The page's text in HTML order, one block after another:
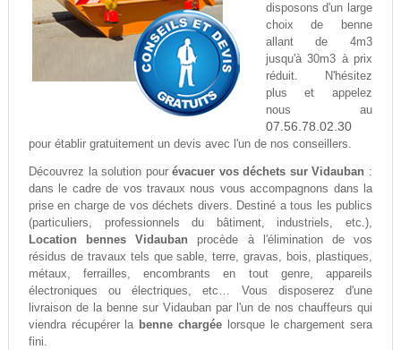
disposons d'un large
choix de benne
allant de 4m3
jusqu'à 30m3 à prix
réduit. N'hésitez
plus et appelez
nous au
07.56.78.02.30
pour établir gratuitement un devis avec l'un de nos conseillers.
Découvrez la solution pourévacuer vos déchets sur Vidauban :
dans le cadre de vos travaux nous vous accompagnons dans la
prise en charge de vos déchets divers. Destiné a tous les publics
(particuliers, professionnels du bâtiment, industriels, etc.),
Location bennes Vidauban procède à l'élimination de vos
résidus de travaux tels que sable, terre, gravas, bois, plastiques,
métaux, ferrailles, encombrants en tout genre, appareils
électroniques ou électriques, etc… Vous disposerez d'une
livraison de la benne sur Vidauban par l'un de nos chauffeurs qui
viendra récupérer la benne chargée lorsque le chargement sera
fini.